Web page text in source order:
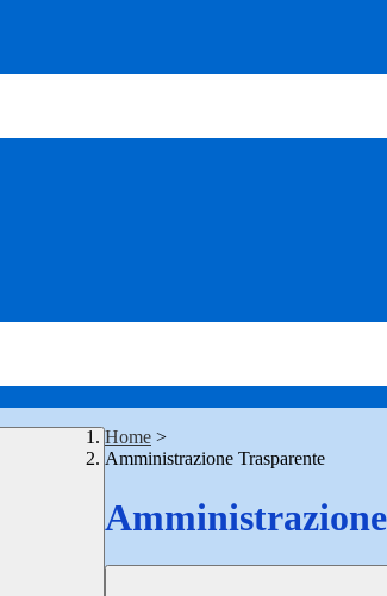
Home >
Amministrazione Trasparente